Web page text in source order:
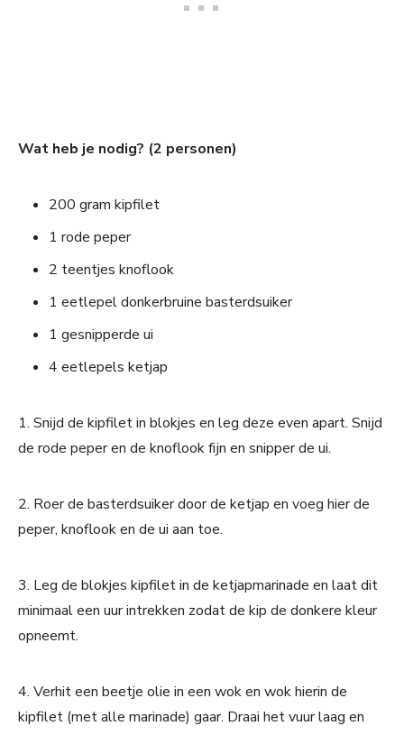
Wat heb je nodig? (2 personen)
200 gram kipfilet
1 rode peper
2 teentjes knoflook
1 eetlepel donkerbruine basterdsuiker
1 gesnipperde ui
4 eetlepels ketjap
1. Snijd de kipfilet in blokjes en leg deze even apart. Snijd
de rode peper en de knoflook fijn en snipper de ui.
2. Roer de basterdsuiker door de ketjap en voeg hier de
peper, knoflook en de ui aan toe.
3. Leg de blokjes kipfilet in de ketjapmarinade en laat dit
minimaal een uur intrekken zodat de kip de donkere kleur
opneemt.
4. Verhit een beetje olie in een wok en wok hierin de
kipfilet (met alle marinade) gaar. Draai het vuur laag en